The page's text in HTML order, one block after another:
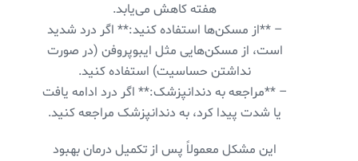
هفته کاهش می‌یابد.
– **از مسکن‌ها استفاده کنید:** اگر درد شدید
است، از مسکن‌هایی مثل ایبوپروفن (در صورت
نداشتن حساسیت) استفاده کنید.
– **مراجعه به دندانپزشک:** اگر درد ادامه یافت
یا شدت پیدا کرد، به دندانپزشک مراجعه کنید.
این مشکل معمولاً پس از تکمیل درمان بهبود